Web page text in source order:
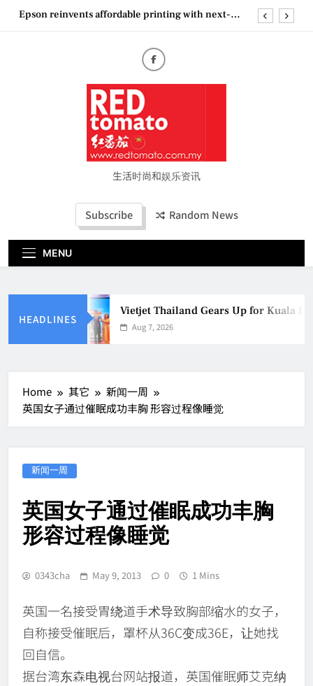
SkipEpson reinvents affordable printing with next-
“See Her Heal – 1,000 Untold Stories” 为马来西亚
妈妈提供分享剖腹产复原历程的空间
Vietjet Thailand Gears Up for Kuala Lumpur–
Bangkok Service Launch on9 October
Epson reinvents affordable printing with next-
generation EcoTank Series
Couture Fashion Week Malaysia 2026– Press
妈妈提供分享剖腹产复原历程的空间
生活时尚和娱乐资讯
Subscribe Random News
MENU
HEADLINES
Vietjet Thailand Gears Up for Kuala
Aug 7, 2026
Home 其它
新闻一周
英国女子通过催眠成功丰胸 形容过程像睡觉
新闻一周
英国女子通过催眠成功丰胸
形容过程像睡觉
0343cha May 9, 2013 0 1 Mins
英国一名接受胃绕道手术导致胸部缩水的女子，
自称接受催眠后，罩杯从36C变成36E，让她找
回自信。
据台湾东森电视台网站报道，英国催眠师艾克纳